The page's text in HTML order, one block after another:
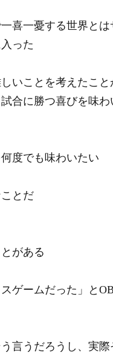
喜一憂する世界と
った
いことを考えたこと
合に勝つ喜びを味
度でも味わいたい
とだ
がある
ゲームだった」と
言うだろうし、実際